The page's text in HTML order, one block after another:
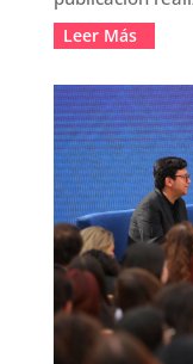
Leer Más